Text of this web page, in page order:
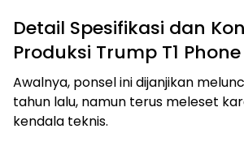
Detail Spesifikasi dan
Produksi Trump T1 Phone
Awalnya, ponsel ini dijanjikan
tahun lalu, namun terus meleset
kendala teknis.